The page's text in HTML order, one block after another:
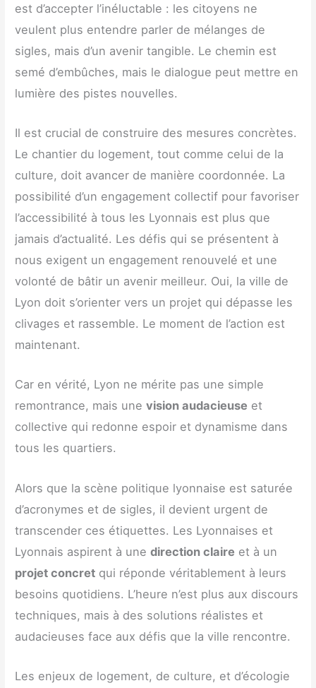
est d’accepter l’inéluctable : les citoyens ne
veulent plus entendre parler de mélanges de
sigles, mais d’un avenir tangible. Le chemin est
semé d’embûches, mais le dialogue peut mettre en
lumière des pistes nouvelles.
Il est crucial de construire des mesures concrètes.
Le chantier du logement, tout comme celui de la
culture, doit avancer de manière coordonnée. La
possibilité d’un engagement collectif pour favoriser
l’accessibilité à tous les Lyonnais est plus que
jamais d’actualité. Les défis qui se présentent à
nous exigent un engagement renouvelé et une
volonté de bâtir un avenir meilleur. Oui, la ville de
Lyon doit s’orienter vers un projet qui dépasse les
clivages et rassemble. Le moment de l’action est
maintenant.
Car en vérité, Lyon ne mérite pas une simple
remontrance, mais unevision audacieuse et
collective qui redonne espoir et dynamisme dans
tous les quartiers.
Alors que la scène politique lyonnaise est saturée
d’acronymes et de sigles, il devient urgent de
transcender ces étiquettes. Les Lyonnaises et
Lyonnais aspirent à unedirection claire et à un
projet concret qui réponde véritablement à leurs
besoins quotidiens. L’heure n’est plus aux discours
techniques, mais à des solutions réalistes et
audacieuses face aux défis que la ville rencontre.
Les enjeux de logement, de culture, et d’écologie